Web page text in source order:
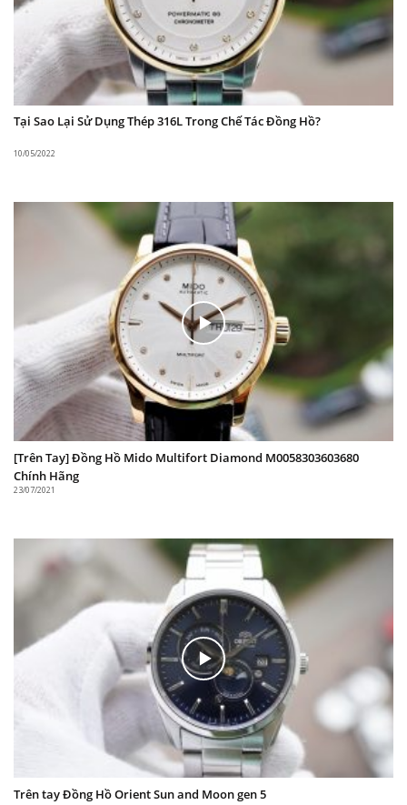
dụng bộ máy Cal.F6B22 mạnh mẽ với 21 chân kính.
Bộ máy giúp vận hành vô dung ổn định. Sai số chỉ +
– 15s / ngày.
Toàn bộ phần vỏ được làm từ chất liệu Thép không
gỉ 316L. Đây là loại thép có độ bóng và độ bền cao.
Mặt kính đồng hồ là kính Sapphire chắc chắn. Loại
kính hạn chế tối đa trầy xước và khả năng chống va
đập tốt. Nút điều chỉnh được gia cố chắc chắn, cố
định, không lỏng lẻo.
Tổng Kết
Từ thiết kế đến chất liệu đều rất cao cấp và sang
trọng. Sản phẩm đang được Sale đến 30% tại
Cường Seiko,chỉ còn hơn 4 triệu đồng.
Tại Sao Lại Sử Dụng Thép 316L Trong Chế Tác Đồng Hồ?
10/05/2022
[Trên Tay] Đồng Hồ Mido Multifort Diamond M0058303603680
Chính Hãng
23/07/2021
Trên tay Đồng Hồ Orient Sun and Moon gen 5